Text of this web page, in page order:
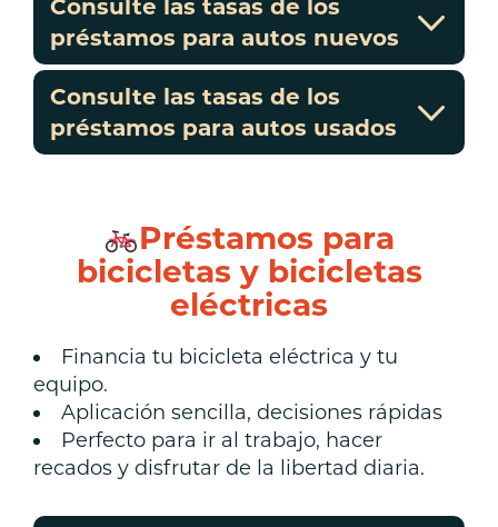
Consulte las tasas de los
préstamos para autos nuevos
Consulte las tasas de los
préstamos para autos usados
Préstamos para
bicicletas y bicicletas
eléctricas
Financia tu bicicleta eléctrica y tu
equipo.
Aplicación sencilla, decisiones rápidas
Perfecto para ir al trabajo, hacer
recados y disfrutar de la libertad diaria.